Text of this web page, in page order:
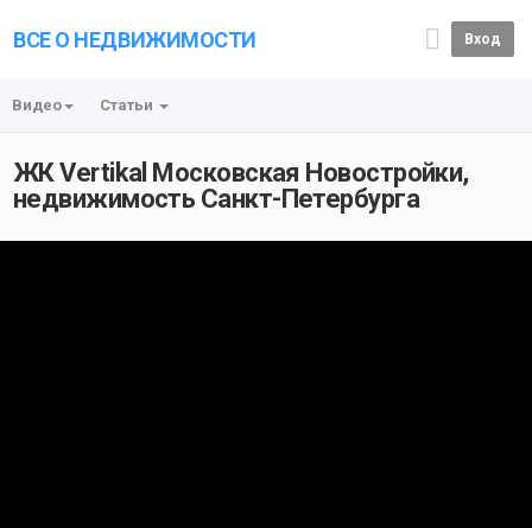
ВСЕ О НЕДВИЖИМОСТИ Вход
Видео Статьи
ЖК Vertikal Московская Новостройки,
недвижимость Санкт-Петербурга